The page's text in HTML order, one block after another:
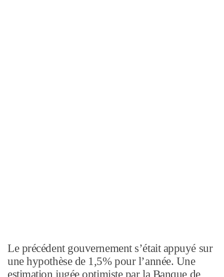
Le précédent gouvernement s’était appuyé sur
une hypothèse de 1,5% pour l’année. Une
estimation jugée optimiste par la Banque de